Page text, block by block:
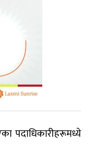
पदाधिकारीहरूमध्ये